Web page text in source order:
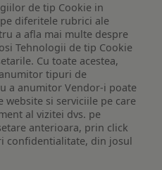
de tip Cookie in
diferitele rubrici ale
a afla mai multe despre
Tehnologii de tip Cookie
Cu toate acestea,
tipuri de
a anumitor Vendor-i poate
website si serviciile pe care
al vizitei dvs. pe
anterioara, prin click
confidentialitate, din josul